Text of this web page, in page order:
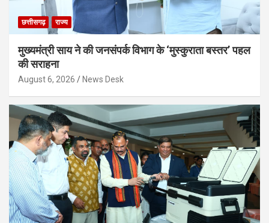
छत्तीसगढ़ राज्य
मुख्यमंत्री साय ने की जनसंपर्क विभाग के ‘मुस्कुराता बस्तर’ पहल
की सराहना
August 6, 2026 News Desk